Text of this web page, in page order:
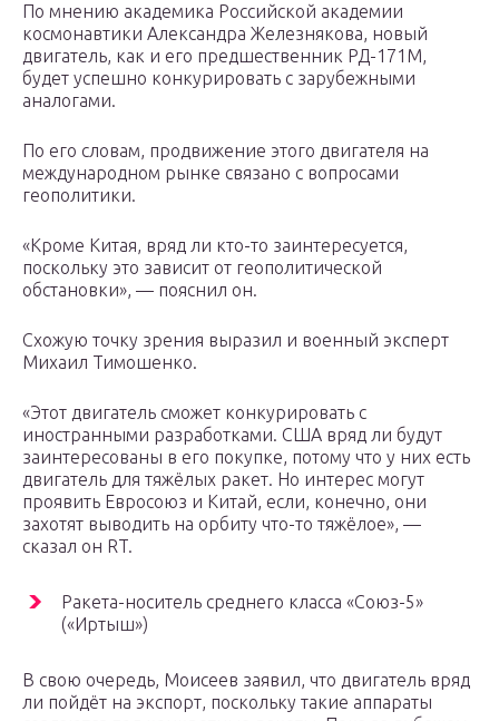
По мнению академика Российской академии
космонавтики Александра Железнякова, новый
двигатель, как и его предшественник РД-171М,
будет успешно конкурировать с зарубежными
аналогами.
По его словам, продвижение этого двигателя на
международном рынке связано с вопросами
геополитики.
«Кроме Китая, вряд ли кто-то заинтересуется,
поскольку это зависит от геополитической
обстановки», — пояснил он.
Схожую точку зрения выразил и военный эксперт
Михаил Тимошенко.
«Этот двигатель сможет конкурировать с
иностранными разработками. США вряд ли будут
заинтересованы в его покупке, потому что у них есть
двигатель для тяжёлых ракет. Но интерес могут
проявить Евросоюз и Китай, если, конечно, они
захотят выводить на орбиту что-то тяжёлое», —
сказал он RT.
Ракета-носитель среднего класса «Союз-5»
(«Иртыш»)
В свою очередь, Моисеев заявил, что двигатель вряд
ли пойдёт на экспорт, поскольку такие аппараты